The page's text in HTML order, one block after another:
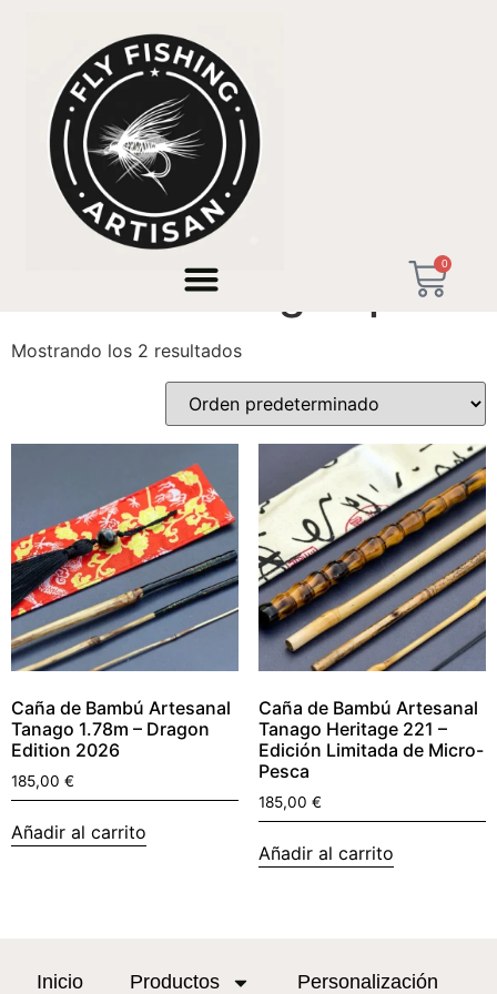
0
/ Productos etiquetados “Street Fishing España”
Street Fishing España
Mostrando los 2 resultados
Caña de Bambú Artesanal
Tanago 1.78m – Dragon
Edition 2026
185,00 €
Añadir al carrito
Caña de Bambú Artesanal
Tanago Heritage 221 –
Edición Limitada de Micro-
Pesca
185,00 €
Añadir al carrito
Inicio Productos Personalización